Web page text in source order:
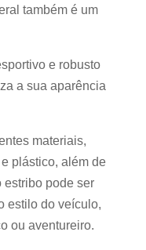
também é um
e robusto
a sua aparência
materiais,
plástico, além de
estribo pode ser
estilo do veículo,
ou aventureiro.